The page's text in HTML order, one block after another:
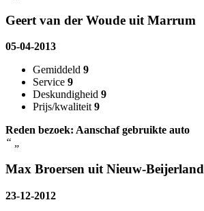
Geert van der Woude uit Marrum
05-04-2013
Gemiddeld 9
Service 9
Deskundigheid 9
Prijs/kwaliteit 9
Reden bezoek: Aanschaf gebruikte auto
“ „
Max Broersen uit Nieuw-Beijerland
23-12-2012